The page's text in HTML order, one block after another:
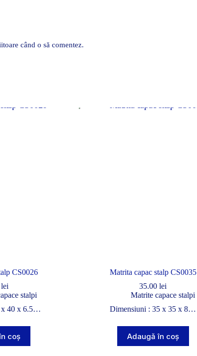
când o să comentez.
CS0026
lei
stalpi
x 40 x 6.5…
coș
Matrita capac stalp CS0035
35.00lei
Matrite capace stalpi
Dimensiuni : 35 x 35 x 8…
Adaugă în coș